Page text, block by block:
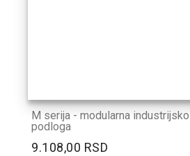
M serija - modularna
podloga
9.108,00 RSD